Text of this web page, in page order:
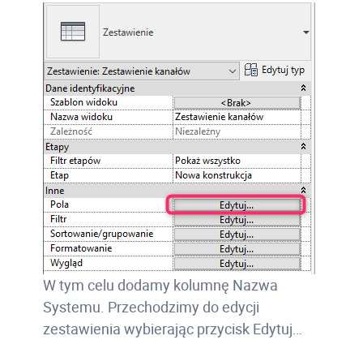
W tym celu dodamy kolumnę Nazwa
Systemu. Przechodzimy do edycji
zestawienia wybierając przycisk Edytuj…